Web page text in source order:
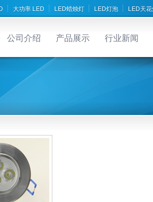
大功率 LED LED蜡烛灯 LED灯泡 LED天
公司介绍 产品展示 行业新闻